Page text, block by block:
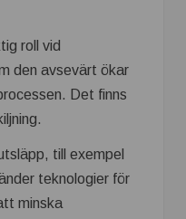
roll vid
den avsevärt ökar
Det finns
till exempel
teknologier för
minska